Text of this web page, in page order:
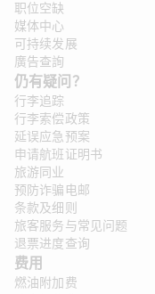
职位空缺
媒体中心
可持续发展
廣告查詢
仍有疑问？
行李追踪
行李索偿政策
延误应急预案
申请航班证明书
旅游同业
预防诈骗电邮
条款及细则
旅客服务与常见问题
退票进度查询
费用
燃油附加费